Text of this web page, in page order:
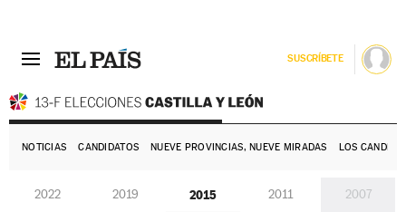
SUSCRÍBETE
NOTICIAS CANDIDATOS NUEVE PROVINCIAS, NUEVE MIRADAS LOS
2022 2019 2015 2011 2007